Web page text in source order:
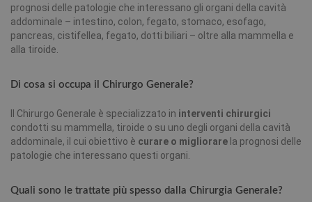
prognosi delle patologie che interessano gli organi della cavità
addominale – intestino, colon, fegato, stomaco, esofago,
pancreas, cistifellea, fegato, dotti biliari – oltre alla mammella e
alla tiroide.
Di cosa si occupa il Chirurgo Generale?
Il Chirurgo Generale è specializzato in interventi chirurgici
condotti su mammella, tiroide o su uno degli organi della cavità
addominale, il cui obiettivo è curare o migliorare la prognosi delle
patologie che interessano questi organi.
Quali sono le trattate più spesso dalla Chirurgia Generale?